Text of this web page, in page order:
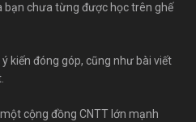
bạn chưa từng được học trên ghế
kiến đóng góp, cũng như bài viết
cộng đồng CNTT lớn mạnh